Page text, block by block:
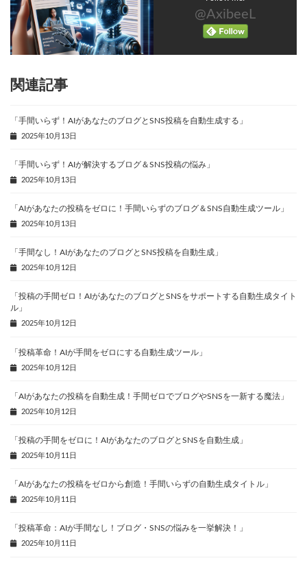
@AxibeeL
関連記事
「手間いらず！AIがあなたのブログとSNS投稿を自動生成する」
2025年10月13日
「手間いらず！AIが解決するブログ＆SNS投稿の悩み」
2025年10月13日
「AIがあなたの投稿をゼロに！手間いらずのブログ＆SNS自動生成ツール」
2025年10月13日
「手間なし！AIがあなたのブログとSNS投稿を自動生成」
2025年10月12日
「投稿の手間ゼロ！AIがあなたのブログとSNSをサポートする自動生成タイト
ル」
2025年10月12日
「投稿革命！AIが手間をゼロにする自動生成ツール」
2025年10月12日
「AIがあなたの投稿を自動生成！手間ゼロでブログやSNSを一新する魔法」
2025年10月12日
「投稿の手間をゼロに！AIがあなたのブログとSNSを自動生成」
2025年10月11日
「AIがあなたの投稿をゼロから創造！手間いらずの自動生成タイトル」
2025年10月11日
「投稿革命：AIが手間なし！ブログ・SNSの悩みを一挙解決！」
2025年10月11日